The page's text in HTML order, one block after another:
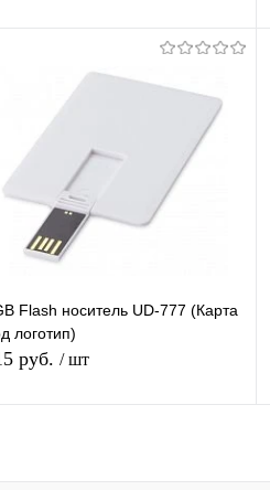
Купить в 1 клик К сравнению
В избранное Под заказ
Flash носитель UD-777 (Карта
логотип)
руб. / шт